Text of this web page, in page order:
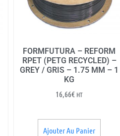
FORMFUTURA – REFORM
RPET (PETG RECYCLED) –
GREY / GRIS – 1.75 MM – 1
KG
16,66€ HT
Ajouter Au Panier